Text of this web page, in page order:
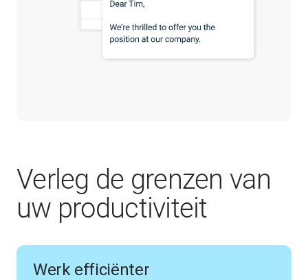
Verleg de grenzen van
uw productiviteit
Werk efficiënter